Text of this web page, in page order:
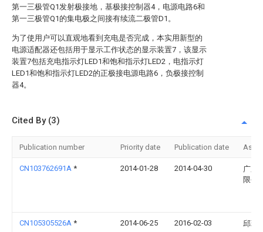
第一三极管Q1发射极接地，基极接控制器4，电源电路6和
第一三极管Q1的集电极之间接有续流二极管D1。
为了使用户可以直观地看到充电是否完成，本实用新型的
电源适配器还包括用于显示工作状态的显示装置7，该显示
装置7包括充电指示灯LED1和饱和指示灯LED2，电指示灯
LED1和饱和指示灯LED2的正极接电源电路6，负极接控制
器4。
Cited By (3)
Publication number Priority date Publication date
CN103762691A * 2014-01-28 2014-04-30
广东
限公
CN105305526A * 2014-06-25 2016-02-03 邱瑞